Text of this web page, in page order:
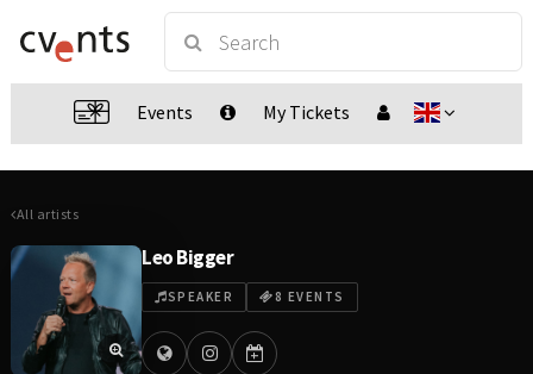
Events My Tickets
All artists
Leo Bigger
SPEAKER 8 EVENTS